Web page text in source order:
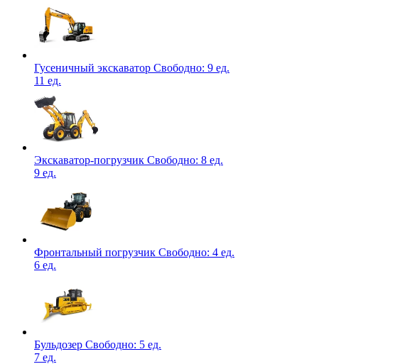
Гусеничный экскаватор Свободно: 9 ед.
11 ед.
Экскаватор-погрузчик Свободно: 8 ед.
9 ед.
Фронтальный погрузчик Свободно: 4 ед.
6 ед.
Бульдозер Свободно: 5 ед.
7 ед.